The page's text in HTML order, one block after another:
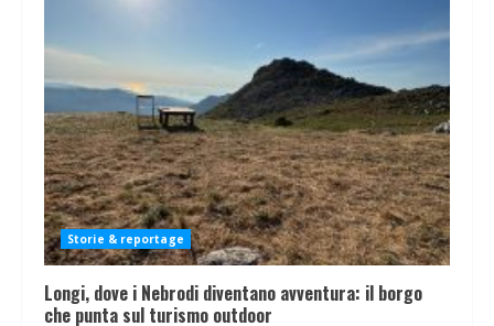
Storie & reportage
Longi, dove i Nebrodi diventano avventura: il borgo
che punta sul turismo outdoor